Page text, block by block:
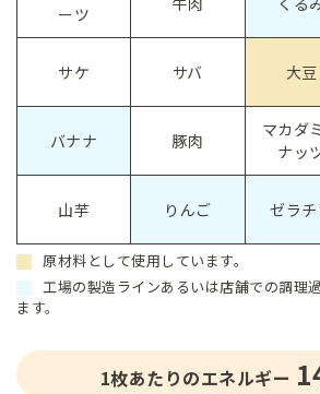
ーツ
サケ サバ 大豆
バナナ 豚肉
マカダ
ナッ
山芋 りんご ゼラ
原材料として使用しています。
工場の製造ラインあるいは店舗での調理
ます。
1枚あたりのエネルギー